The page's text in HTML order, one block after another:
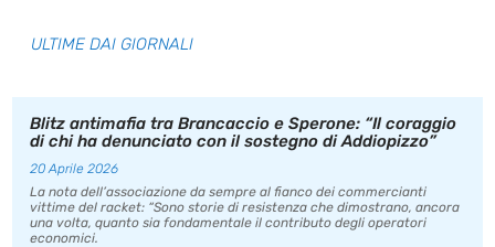
ULTIME DAI GIORNALI
Blitz antimafia tra Brancaccio e Sperone: “Il coraggio
di chi ha denunciato con il sostegno di Addiopizzo”
20 Aprile 2026
La nota dell’associazione da sempre al fianco dei commercianti
vittime del racket: “Sono storie di resistenza che dimostrano, ancora
una volta, quanto sia fondamentale il contributo degli operatori
economici.